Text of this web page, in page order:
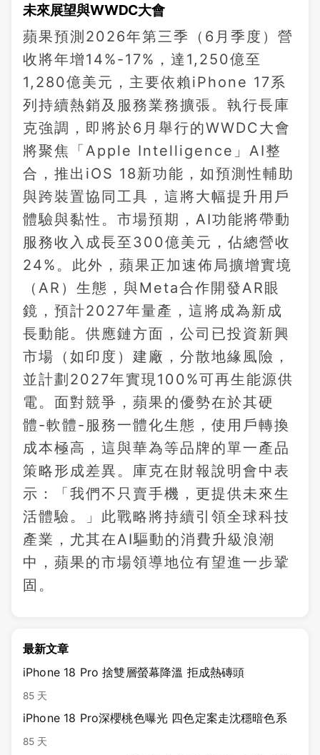
未來展望與WWDC大會
蘋果預測2026年第三季（6月季度）營
收將年增14%-17%，達1,250億至
1,280億美元，主要依賴iPhone 17系
列持續熱銷及服務業務擴張。執行長庫
克強調，即將於6月舉行的WWDC大會
將聚焦「Apple Intelligence」AI整
合，推出iOS 18新功能，如預測性輔助
與跨裝置協同工具，這將大幅提升用戶
體驗與黏性。市場預期，AI功能將帶動
服務收入成長至300億美元，佔總營收
24%。此外，蘋果正加速佈局擴增實境
（AR）生態，與Meta合作開發AR眼
鏡，預計2027年量產，這將成為新成
長動能。供應鏈方面，公司已投資新興
市場（如印度）建廠，分散地緣風險，
並計劃2027年實現100%可再生能源供
電。面對競爭，蘋果的優勢在於其硬
體-軟體-服務一體化生態，使用戶轉換
成本極高，這與華為等品牌的單一產品
策略形成差異。庫克在財報說明會中表
示：「我們不只賣手機，更提供未來生
活體驗。」此戰略將持續引領全球科技
產業，尤其在AI驅動的消費升級浪潮
中，蘋果的市場領導地位有望進一步鞏
固。
最新文章
iPhone 18 Pro 捨雙層螢幕降溫 拒成熱磚頭
85 天
iPhone 18 Pro深櫻桃色曝光 四色定案走沈穩暗色系
85 天